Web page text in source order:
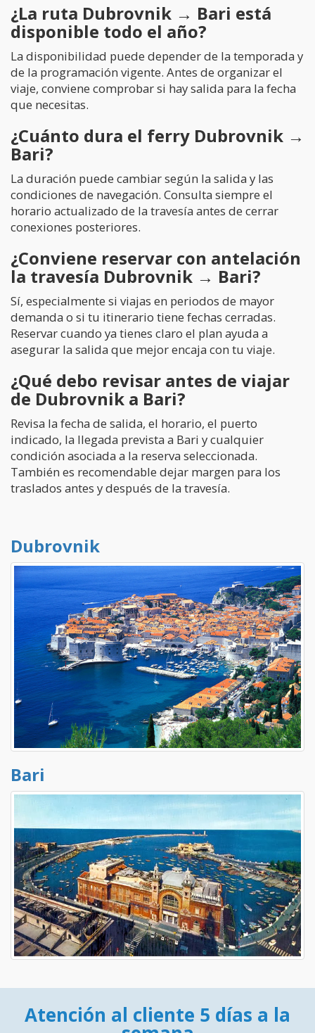
¿La ruta Dubrovnik → Bari está
disponible todo el año?
La disponibilidad puede depender de la temporada y
de la programación vigente. Antes de organizar el
viaje, conviene comprobar si hay salida para la fecha
que necesitas.
¿Cuánto dura el ferry Dubrovnik →
Bari?
La duración puede cambiar según la salida y las
condiciones de navegación. Consulta siempre el
horario actualizado de la travesía antes de cerrar
conexiones posteriores.
¿Conviene reservar con antelación
la travesía Dubrovnik → Bari?
Sí, especialmente si viajas en periodos de mayor
demanda o si tu itinerario tiene fechas cerradas.
Reservar cuando ya tienes claro el plan ayuda a
asegurar la salida que mejor encaja con tu viaje.
¿Qué debo revisar antes de viajar
de Dubrovnik a Bari?
Revisa la fecha de salida, el horario, el puerto
indicado, la llegada prevista a Bari y cualquier
condición asociada a la reserva seleccionada.
También es recomendable dejar margen para los
traslados antes y después de la travesía.
Dubrovnik
Bari
Atención al cliente 5 días a la